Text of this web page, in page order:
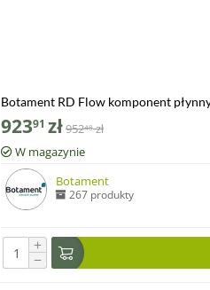
Botament RD Flow komponent
92391 zł95248 zł
W magazynie
Botament
267 produkty
+
−